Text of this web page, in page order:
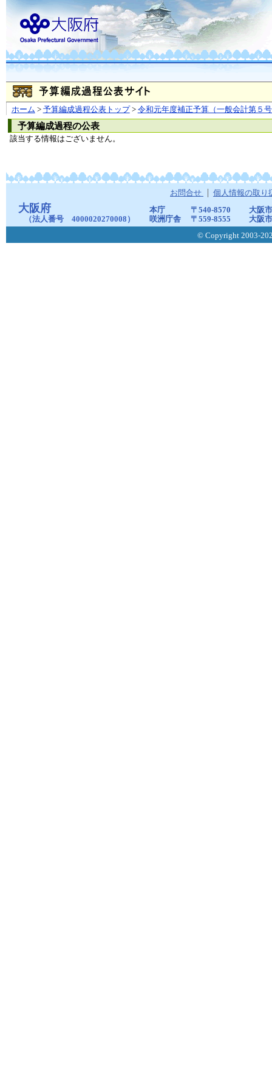
ホーム > 予算編成過程公表トップ> 令和元年度補正予算（一般会計第５
予算編成過程の公表
該当する情報はございません。
お問合せ 個人情報の取り
大阪府
（法人番号 4000020270008）
本庁 〒540-8570
大阪
咲洲庁舎
〒559-8555
大阪
© Copyright 2003-